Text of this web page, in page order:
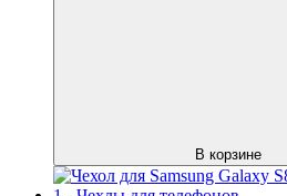
В корзине